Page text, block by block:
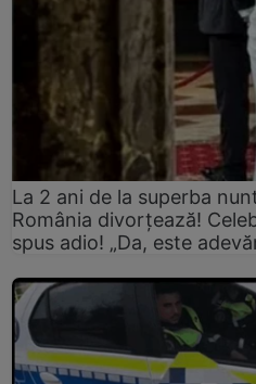
La 2 ani de la superba
România divorțează!
spus adio! „Da, este